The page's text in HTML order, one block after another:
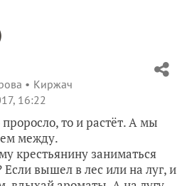
Киржач
16:22
то и растёт. А мы
между.
крестьянину заниматься
вышел в лес или на луг, и